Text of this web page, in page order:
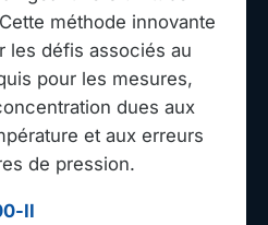
méthode innovante
les défis associés au
pour les mesures,
dues aux
et aux erreurs
de pression.
II